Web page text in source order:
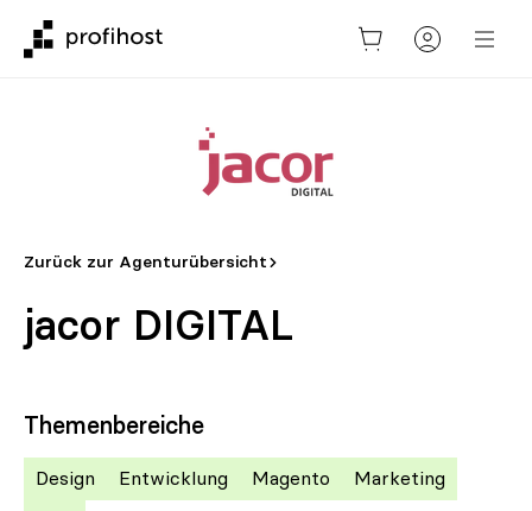
Zurück zur Agenturübersicht
jacor DIGITAL
Themenbereiche
Design Entwicklung Magento Marketing